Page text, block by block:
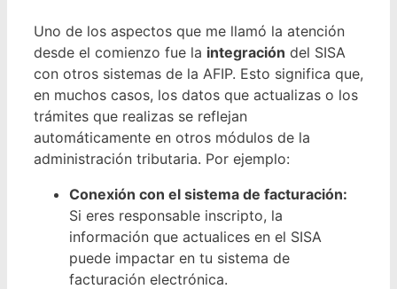
Uno de los aspectos que me llamó la atención
desde el comienzo fue la integración del SISA
con otros sistemas de la AFIP. Esto significa que,
en muchos casos, los datos que actualizas o los
trámites que realizas se reflejan
automáticamente en otros módulos de la
administración tributaria. Por ejemplo:
Conexión con el sistema de facturación:
Si eres responsable inscripto, la
información que actualices en el SISA
puede impactar en tu sistema de
facturación electrónica.